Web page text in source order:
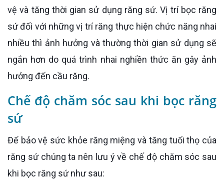
vệ và tăng thời gian sử dụng răng sứ. Vị trí bọc răng
sứ đối với những vị trí răng thực hiện chức năng nhai
nhiều thì ảnh hưởng và thường thời gian sử dụng sẽ
ngắn hơn do quá trình nhai nghiền thức ăn gây ảnh
hưởng đến cầu răng.
Chế độ chăm sóc sau khi bọc răng
sứ
Để bảo vệ sức khỏe răng miệng và tăng tuổi thọ của
răng sứ chúng ta nên lưu ý về chế độ chăm sóc sau
khi bọc răng sứ như sau: